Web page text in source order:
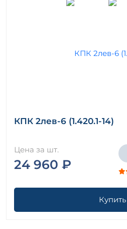
КПК 2лев-6 (1.420.1-14)
Цена за шт.
24 960 ₽
Купить